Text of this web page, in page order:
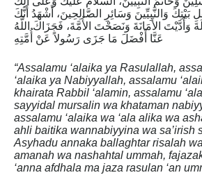
بَيْتِكَ وَالنَّبِيِّينَ وَسَائِرِ الصَّالِحِينَ، أَشْهَدُ أَنَّكَ
وَأَدَّيْتَ الأَمَانَةَ وَنَصَحْتَ الأُمَّةَ، فَجَزَاكَ اللَّهُ
عَنَّا أَفْضَلَ مَا جَزَى رَسُولاً عَنْ أُمَّتِهِ
“Assalamu ‘alaika ya Rasulallah,
‘alaika ya Nabiyyallah, assalamu
khairata Rabbil ‘alamin, assalamu
sayyidal mursalin wa khataman
assalamu ‘alaika wa ‘ala alika wa
ahli baitika wannabiyyina wa sa’irish
Asyhadu annaka ballaghtar risalah
amanah wa nashahtal ummah,
‘anna afdhala ma jaza rasulan ‘an